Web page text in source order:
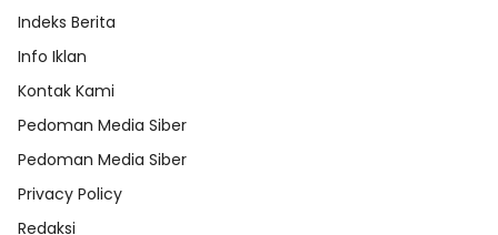
Indeks Berita
Info Iklan
Kontak Kami
Pedoman Media Siber
Pedoman Media Siber
Privacy Policy
Redaksi